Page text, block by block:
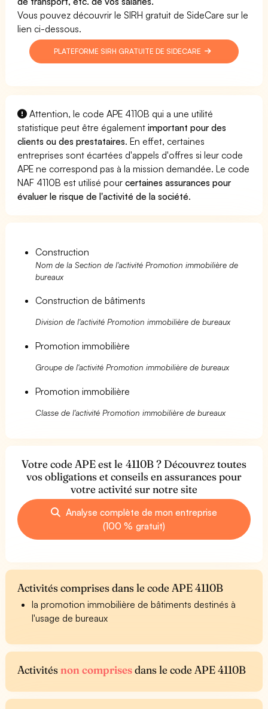
Vous pouvez découvrir le SIRH gratuit de SideCare sur le
lien ci-dessous.
PLATEFORME SIRH GRATUITE DE SIDECARE
Attention, le code APE 4110B qui a une utilité
statistique peut être égalementimportant pour des
clients ou des prestataires. En effet, certaines
entreprises sont écartées d'appels d'offres si leur code
APE ne correspond pas à la mission demandée. Le code
NAF 4110B est utilisé pourcertaines assurances pour
évaluer le risque de l'activité de la société.
Construction
Nom de la Section de l'activité Promotion immobilière de
bureaux
Construction de bâtiments
Division de l'activité Promotion immobilière de bureaux
Promotion immobilière
Groupe de l'activité Promotion immobilière de bureaux
Promotion immobilière
Classe de l'activité Promotion immobilière de bureaux
Votre code APE est le 4110B ? Découvrez toutes
vos obligations et conseils en assurances pour
votre activité sur notre site
Analyse complète de mon entreprise
(100 % gratuit)
Activités comprises dans le code APE 4110B
la promotion immobilière de bâtiments destinés à
l'usage de bureaux
Activitésnon comprisesdans le code APE 4110B